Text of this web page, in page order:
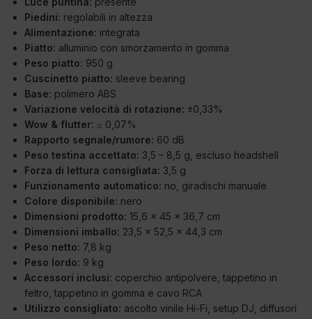
Piedini: regolabili in altezza
Alimentazione: integrata
Piatto: alluminio con smorzamento in gomma
Peso piatto: 950 g
Cuscinetto piatto: sleeve bearing
Base: polimero ABS
Variazione velocità di rotazione: ±0,33%
Wow & flutter: ≤ 0,07%
Rapporto segnale/rumore: 60 dB
Peso testina accettato: 3,5 – 8,5 g, escluso headshell
Forza di lettura consigliata: 3,5 g
Funzionamento automatico: no, giradischi manuale
Colore disponibile: nero
Dimensioni prodotto: 15,6 x 45 x 36,7 cm
Dimensioni imballo: 23,5 x 52,5 x 44,3 cm
Peso netto: 7,8 kg
Peso lordo: 9 kg
Accessori inclusi: coperchio antipolvere, tappetino in
feltro, tappetino in gomma e cavo RCA
Utilizzo consigliato: ascolto vinile Hi-Fi, setup DJ, diffusori